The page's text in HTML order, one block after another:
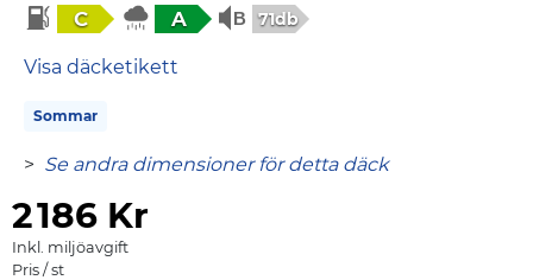
C A 71db
Visa däcketikett
Sommar
> Se andra dimensioner för detta däck
2186 Kr
Inkl. miljöavgift
Pris / st